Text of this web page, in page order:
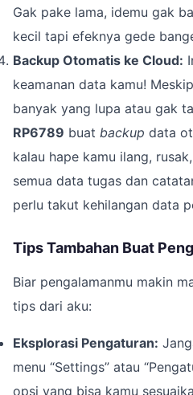
Gak pake lama, idemu gak
kecil tapi efeknya gede
Backup Otomatis ke Cloud:
keamanan data kamu!
banyak yang lupa atau gak
RP6789 buat backup data
kalau hape kamu ilang,
semua data tugas dan
perlu takut kehilangan data
Tips Tambahan Buat
Biar pengalamanmu makin
tips dari aku:
Eksplorasi Pengaturan:
menu “Settings” atau
opsi yang bisa kamu